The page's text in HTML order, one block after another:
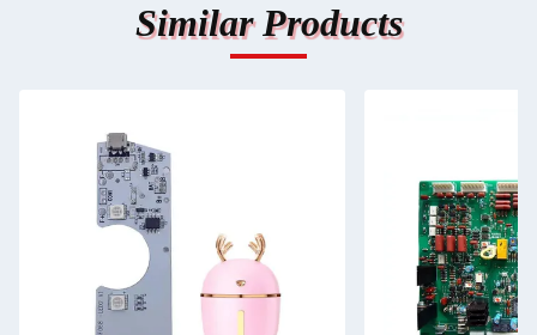
Similar Products